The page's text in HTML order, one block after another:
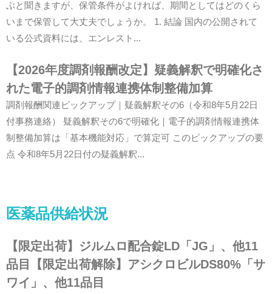
ぶと聞きますが、保管条件がよければ、期間としてはどのくら
いまで保管して大丈夫でしょうか。 1. 結論 国内の公開されて
いる公式資料には、エンレスト...
【2026年度調剤報酬改定】疑義解釈で明確化さ
れた電子的調剤情報連携体制整備加算
調剤報酬関連ピックアップ｜疑義解釈その6（令和8年5月22日
付事務連絡） 疑義解釈その6で明確化｜電子的調剤情報連携体
制整備加算は「基本機能対応」で算定可 このピックアップの要
点 令和8年5月22日付の疑義解釈...
医薬品供給状況
【限定出荷】ジルムロ配合錠LD「JG」、他11
品目【限定出荷解除】アシクロビルDS80%「サ
ワイ」、他11品目